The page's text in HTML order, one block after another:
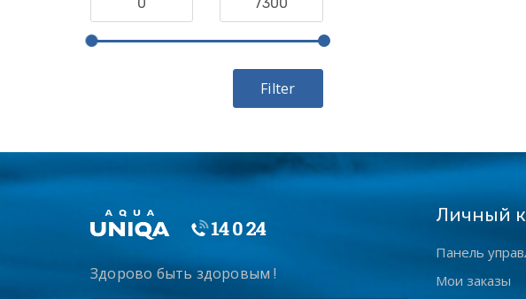
Filter
Здорово быть здоровым !
Личный
Панель
Мои заказы